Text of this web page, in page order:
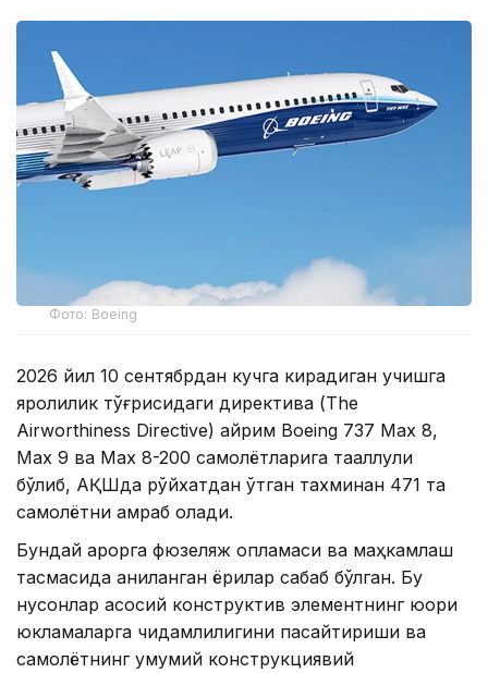
Фото: Boeing
2026 йил 10 сентябрдан кучга кирадиган учишга
яроқлилик тўғрисидаги директива (The
Airworthiness Directive) айрим Boeing 737 Max 8,
Max 9 ва Max 8-200 самолётларига тааллуқли
бўлиб, АҚШда рўйхатдан ўтган тахминан 471 та
самолётни қамраб олади.
Бундай қарорга фюзеляж қопламаси ва маҳкамлаш
тасмасида аниқланган ёриқлар сабаб бўлган. Бу
нуқсонлар асосий конструктив элементнинг юқори
юкламаларга чидамлилигини пасайтириши ва
самолётнинг умумий конструкциявий